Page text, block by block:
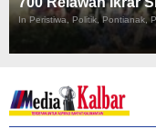
In Peristiwa, Politik, Pontianak,